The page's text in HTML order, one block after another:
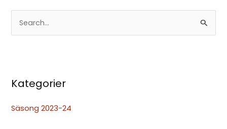
ö
f
e
Kategorier
Säsong 2023-24